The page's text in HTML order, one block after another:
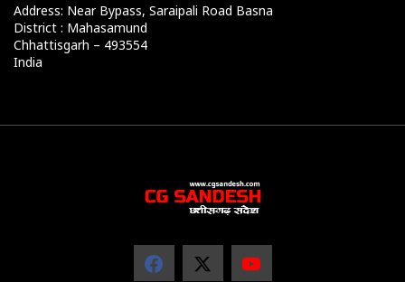
Address: Near Bypass, Saraipali Road Basna
District : Mahasamund
Chhattisgarh – 493554
India